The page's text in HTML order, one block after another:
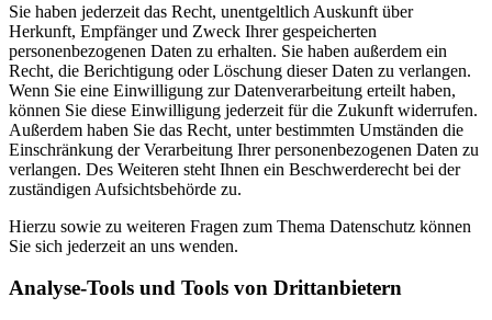
Sie haben jederzeit das Recht, unentgeltlich Auskunft über
Herkunft, Empfänger und Zweck Ihrer gespeicherten
personenbezogenen Daten zu erhalten. Sie haben außerdem ein
Recht, die Berichtigung oder Löschung dieser Daten zu verlangen.
Wenn Sie eine Einwilligung zur Datenverarbeitung erteilt haben,
können Sie diese Einwilligung jederzeit für die Zukunft widerrufen.
Außerdem haben Sie das Recht, unter bestimmten Umständen die
Einschränkung der Verarbeitung Ihrer personenbezogenen Daten zu
verlangen. Des Weiteren steht Ihnen ein Beschwerderecht bei der
zuständigen Aufsichtsbehörde zu.
Hierzu sowie zu weiteren Fragen zum Thema Datenschutz können
Sie sich jederzeit an uns wenden.
Analyse-Tools und Tools von Dritt­anbietern